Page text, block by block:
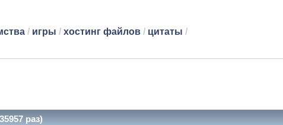
/ игры / хостинг файлов/ цитаты /
раз)